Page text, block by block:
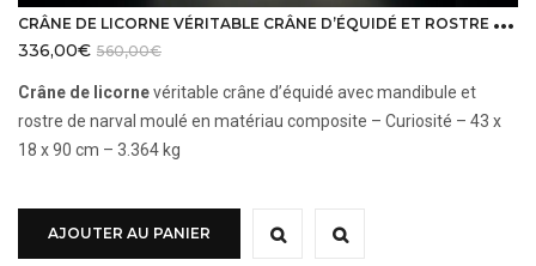
C
RÂNE DE LICORNE VÉRITABLE CRÂNE D’ÉQUIDÉ ET ROSTRE DE NARVAL MOULÉ
560,00€
336,00€
Crâne de licornevéritable crâne d’équidé avec mandibule et
rostre de narval moulé en matériau composite – Curiosité – 43 x
18 x 90 cm – 3.364 kg
AJOUTER AU PANIER